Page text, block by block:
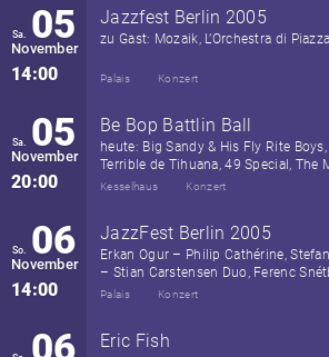
Sa. 05
November
14:00
Jazzfest Berlin 2005
zu Gast: Mozaik, L’Orchestra di
Palais Konzert
Sa. 05
November
20:00
Be Bop Battlin Ball
heute: Big Sandy & His Fly Rite Boys,
Terrible de Tihuana, 49 Special, The
Kesselhaus Konzert
So. 06
November
14:00
JazzFest Berlin 2005
Erkan Ogur – Philip Cathérine,
– Stian Carstensen Duo, Ferenc
Trio
Palais Konzert
Eric Fish